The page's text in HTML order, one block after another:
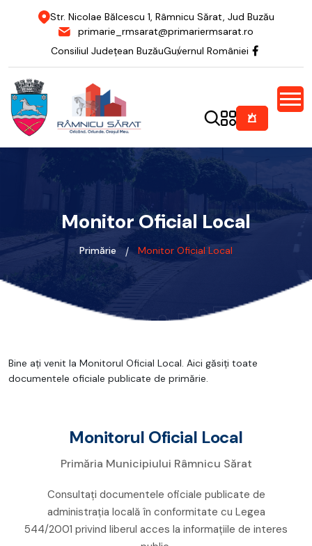
Str. Nicolae Bălcescu 1, Râmnicu Sărat, Jud Buzău
primarie_rmsarat@primariermsarat.ro
Consiliul Județean BuzăuGuvernul României
Monitor Oficial Local
Primărie Monitor Oficial Local
Bine ați venit la Monitorul Oficial Local. Aici găsiți toate
documentele oficiale publicate de primărie.
Monitorul Oficial Local
Primăria Municipiului Râmnicu Sărat
Consultați documentele oficiale publicate de
administrația locală în conformitate cu Legea
544/2001 privind liberul acces la informațiile de interes